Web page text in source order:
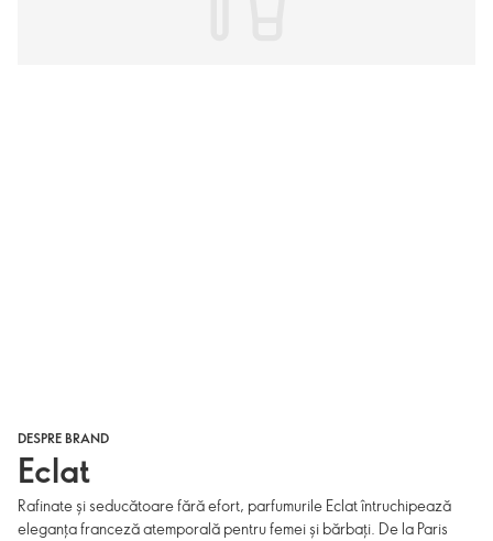
DESPRE BRAND
Eclat
Rafinate și seducătoare fără efort, parfumurile Eclat întruchipează
eleganța franceză atemporală pentru femei și bărbați. De la Paris